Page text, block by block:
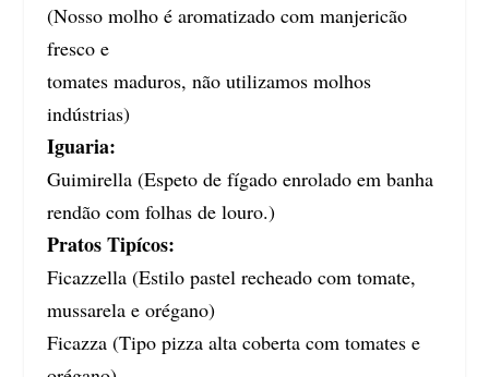
(Nosso molho é aromatizado com manjericão
fresco e
tomates maduros, não utilizamos molhos
indústrias)
Iguaria:
Guimirella (Espeto de fígado enrolado em banha
rendão com folhas de louro.)
Pratos Tipícos:
Ficazzella (Estilo pastel recheado com tomate,
mussarela e orégano)
Ficazza (Tipo pizza alta coberta com tomates e